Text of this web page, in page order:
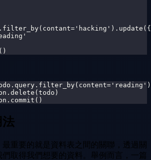
法
重要的就是資料表之間的關聯，透過關
取得我們想要的資料。舉例而言，一篇